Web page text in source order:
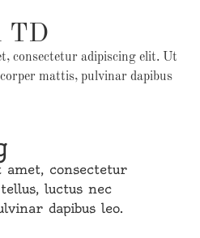
TD
consectetur adipiscing elit. Ut
mattis, pulvinar dapibus
consectetur
luctus nec
dapibus leo.